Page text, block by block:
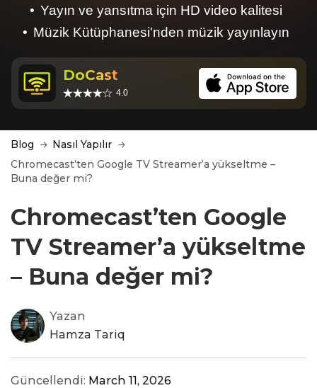
Yayın ve yansıtma için HD video kalitesi
Müzik Kütüphanesi'nden müzik yayınlayın
DoCast
4.0
Blog
Nasıl Yapılır
Chromecast’ten Google TV Streamer’a yükseltme –
Buna değer mi?
Chromecast’ten Google
TV Streamer’a yükseltme
– Buna değer mi?
Yazan
Hamza Tariq
Güncellendi: March 11, 2026